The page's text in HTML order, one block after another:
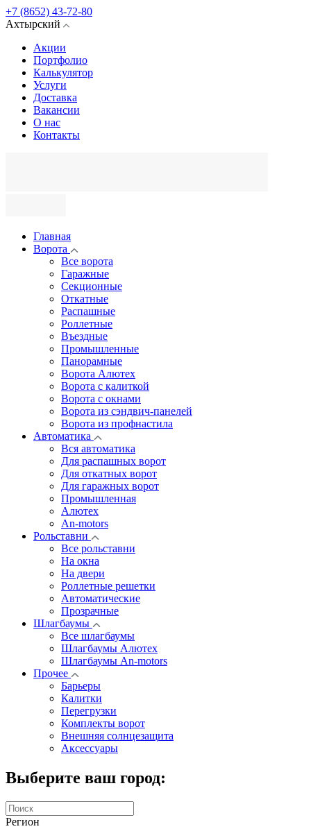
+7 (8652) 43-72-80
Ахтырский
Акции
Портфолио
Калькулятор
Услуги
Доставка
Вакансии
О нас
Контакты
Главная
Ворота
Все ворота
Гаражные
Секционные
Откатные
Распашные
Роллетные
Въездные
Промышленные
Панорамные
Ворота Алютех
Ворота с калиткой
Ворота c окнами
Ворота из сэндвич-панелей
Ворота из профнастила
Автоматика
Вся автоматика
Для распашных ворот
Для откатных ворот
Для гаражных ворот
Промышленная
Алютех
An-motors
Рольставни
Все рольставни
На окна
На двери
Роллетные решетки
Автоматические
Прозрачные
Шлагбаумы
Все шлагбаумы
Шлагбаумы Алютех
Шлагбаумы An-motors
Прочее
Барьеры
Калитки
Перегрузки
Комплекты ворот
Внешняя солнцезащита
Аксессуары
Выберите ваш город:
Регион